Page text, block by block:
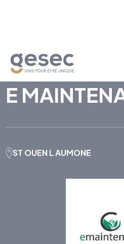
E
ST OUEN L AUMONE